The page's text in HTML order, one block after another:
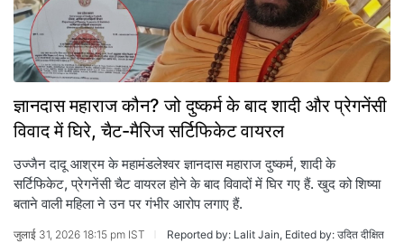
ज्ञानदास महाराज कौन? जो दुष्‍कर्म के बाद शादी और प्रेगनेंसी
विवाद में घिरे, चैट-मैरिज सर्टिफिकेट वायरल
उज्जैन दादू आश्रम के महामंडलेश्वर ज्ञानदास महाराज दुष्कर्म, शादी के
सर्टिफिकेट, प्रेगनेंसी चैट वायरल होने के बाद विवादों में घिर गए हैं. खुद को शिष्या
बताने वाली महिला ने उन पर गंभीर आरोप लगाए हैं.
जुलाई 31, 2026 18:15 pm IST Reported by: Lalit Jain, Edited by: उदित दीक्षित